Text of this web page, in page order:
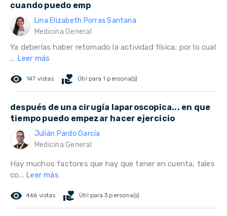
cuando puedo emp
Lina Elizabeth Porras Santana
Medicina General
Ya deberías haber retomado la actividad física; por lo cual
... Leer más
remove_red_eye 147 vistas volunteer_activism Útil para 1 persona(s)
después de una cirugía laparoscopica... en que
tiempo puedo empezar hacer ejercicio
Julián Pardo García
Medicina General
Hay muchos factores que hay que tener en cuenta, tales
co... Leer más
remove_red_eye 466 vistas volunteer_activism Útil para 3 persona(s)